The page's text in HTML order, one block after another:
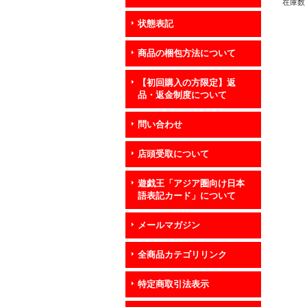
状態表記
商品の梱包方法について
【初回購入の方限定】返
品・返金制度について
問い合わせ
店頭受取について
遊戯王「アジア圏向け日本
語表記カード」について
メールマガジン
全商品カテゴリリンク
特定商取引法表示
在庫数